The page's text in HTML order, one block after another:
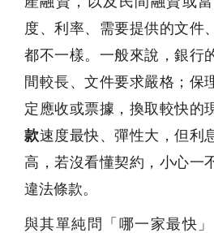
度、利率、需要提供的文件
都不一樣。一般來說，銀行
間較長、文件要求嚴格；保
定應收或票據，換取較快的
款速度最快、彈性大，但利
高，若沒看懂契約，小心一
違法條款。
與其單純問「哪一家最快